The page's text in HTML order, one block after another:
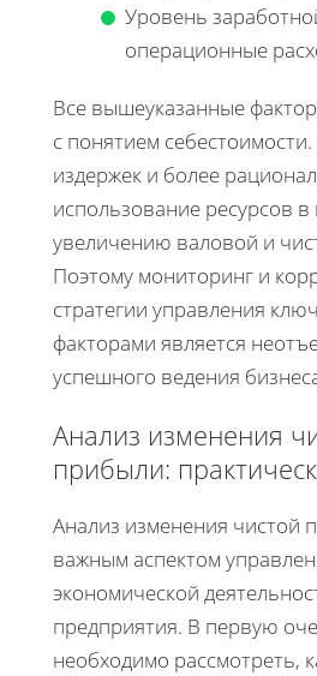
Уровень
операционные
Все вышеуказанные
с понятием
издержек и более
использование ресурсов в
увеличению валовой и
Поэтому мониторинг и
стратегии управления
факторами является
успешного ведения
Анализ изменения
прибыли:
Анализ изменения чистой
важным аспектом
экономической
предприятия. В первую
необходимо рассмотреть,